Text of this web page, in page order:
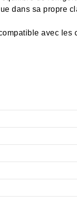
dans sa propre
avec